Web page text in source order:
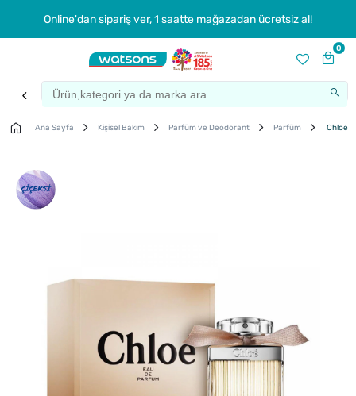
Online'dan sipariş ver, 1 saatte mağazadan ücretsiz al!
0
Ana Sayfa Kişisel Bakım Parfüm ve Deodorant Parfüm Chloe